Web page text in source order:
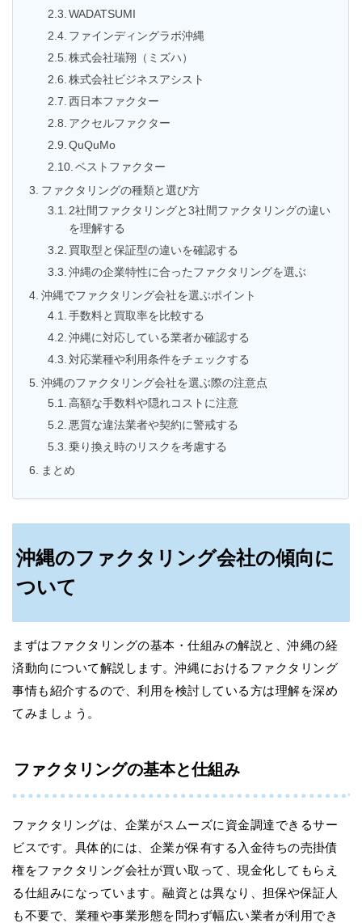
WADATSUMI
ファインディングラボ沖縄
株式会社瑞翔（ミズハ）
株式会社ビジネスアシスト
西日本ファクター
アクセルファクター
QuQuMo
ベストファクター
ファクタリングの種類と選び方
2社間ファクタリングと3社間ファクタリングの違い
を理解する
買取型と保証型の違いを確認する
沖縄の企業特性に合ったファクタリングを選ぶ
沖縄でファクタリング会社を選ぶポイント
手数料と買取率を比較する
沖縄に対応している業者か確認する
対応業種や利用条件をチェックする
沖縄のファクタリング会社を選ぶ際の注意点
高額な手数料や隠れコストに注意
悪質な違法業者や契約に警戒する
乗り換え時のリスクを考慮する
まとめ
沖縄のファクタリング会社の傾向に
ついて
まずはファクタリングの基本・仕組みの解説と、沖縄の経
済動向について解説します。沖縄におけるファクタリング
事情も紹介するので、利用を検討している方は理解を深め
てみましょう。
ファクタリングの基本と仕組み
ファクタリングは、企業がスムーズに資金調達できるサー
ビスです。具体的には、企業が保有する入金待ちの売掛債
権をファクタリング会社が買い取って、現金化してもらえ
る仕組みになっています。融資とは異なり、担保や保証人
も不要で、業種や事業形態を問わず幅広い業者が利用でき